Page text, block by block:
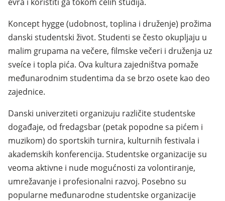
Koncept hygge (udobnost, toplina i druženje) prožima
danski studentski život. Studenti se često okupljaju u
malim grupama na večere, filmske večeri i druženja uz
sveíce i topla pića. Ova kultura zajedništva pomaže
međunarodnim studentima da se brzo osete kao deo
zajednice.
Danski univerziteti organizuju različite studentske
događaje, od fredagsbar (petak popodne sa pićem i
muzikom) do sportskih turnira, kulturnih festivala i
akademskih konferencija. Studentske organizacije su
veoma aktivne i nude mogućnosti za volontiranje,
umrežavanje i profesionalni razvoj. Posebno su
popularne međunarodne studentske organizacije